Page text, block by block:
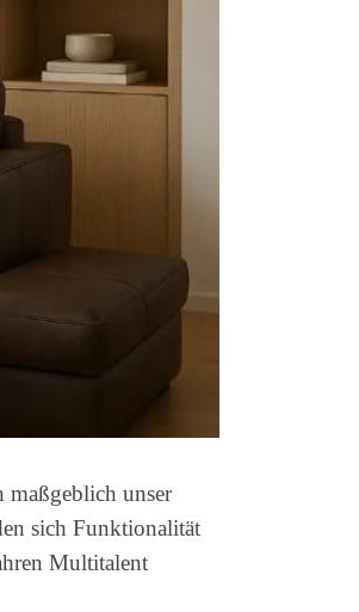
maßgeblich unser
sich Funktionalität
Multitalent